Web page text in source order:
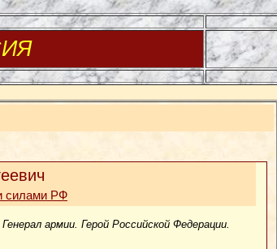
силами РФ
армии. Герой Российской Федерации.